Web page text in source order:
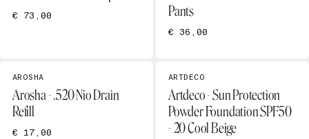
€ 73,00
Pants
€ 36,00
AROSHA
Arosha - .520 Nio Drain
Refill
€ 17,00
ARTDECO
Artdeco - Sun Protection
Powder Foundation SPF50
- 20 Cool Beige